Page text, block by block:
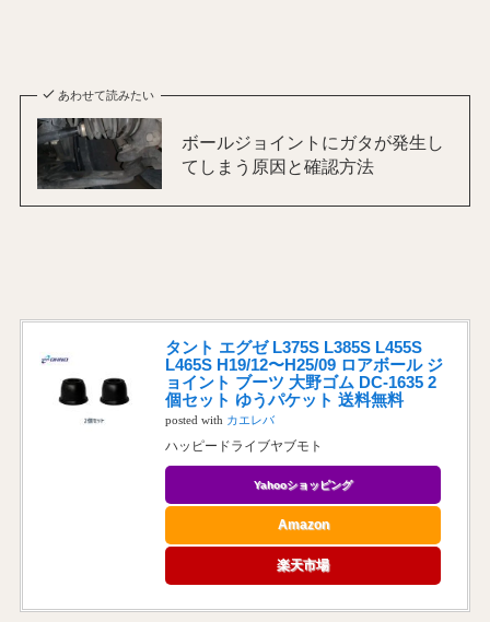
あわせて読みたい
ボールジョイントにガタが発生し
てしまう原因と確認方法
タント エグゼ L375S L385S L455S
L465S H19/12〜H25/09 ロアボール ジ
ョイント ブーツ 大野ゴム DC-1635 2
個セット ゆうパケット 送料無料
posted with カエレバ
ハッピードライブヤブモト
Yahooショッピング
Amazon
楽天市場